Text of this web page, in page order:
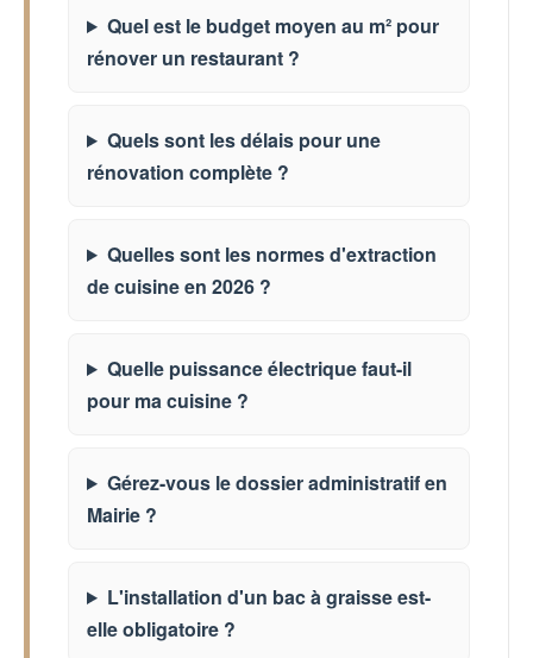
Quel est le budget moyen au m² pour
rénover un restaurant ?
Quels sont les délais pour une
rénovation complète ?
Quelles sont les normes d'extraction
de cuisine en 2026 ?
Quelle puissance électrique faut-il
pour ma cuisine ?
Gérez-vous le dossier administratif en
Mairie ?
L'installation d'un bac à graisse est-
elle obligatoire ?